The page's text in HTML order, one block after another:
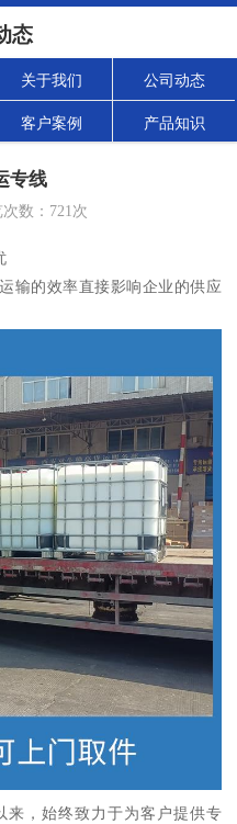
态
关于我们 公司动态
客户案例 产品知识
专线
数： 721次
输的效率直接影响企业的供应
，始终致力于为客户提供专